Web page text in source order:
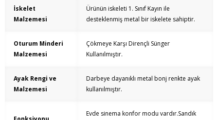
İskelet
Malzemesi
Ürünün iskeleti 1. Sınıf Kayın ile
desteklenmiş metal bir iskelete sahiptir.
Oturum Minderi
Malzemesi
Çökmeye Karşı Dirençli Sünger
Kullanılmıştır.
Ayak Rengi ve
Malzemesi
Darbeye dayanıklı metal bonj renkte ayak
kullanılmıştır.
Evde sinema konfor modu vardır.Sandık